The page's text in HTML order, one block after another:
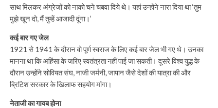
साथ मिलकर अंग्रेजों को नाको चने चबवा दिये थे। यहां उन्होंने नारा दिया था ‘तुम
मुझे खून दो, मैं तुम्हें आजादी दूंगा।’
कई बार गए जेल
1921 से 1941 के दौरान वो पूर्ण स्वराज के लिए कई बार जेल भी गए थे। उनका
मानना था कि अहिंसा के जरिए स्वतंत्रता नहीं पाई जा सकती। दूसरे विश्व युद्ध के
दौरान उन्होंने सोवियत संघ, नाजी जर्मनी, जापान जैसे देशों की यात्रा की और
ब्रिटिश सरकार के खिलाफ सहयोग मांगा।
नेताजी का गायब होना